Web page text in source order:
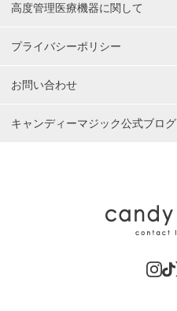
高度管理医療機器に関して
プライバシーポリシー
お問い合わせ
キャンディーマジック公式ブログ